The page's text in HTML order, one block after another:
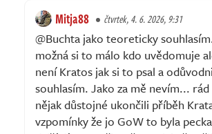
Mitja88 čtvrtek, 4. 6. 2026, 9:31
@Buchta jako teoreticky
možná si to málo kdo uvědomuje
není Kratos jak si to psal a
souhlasím. Jako za mě nevím...
nějak důstojné ukončili příběh
vzpomínky že jo GoW to byla